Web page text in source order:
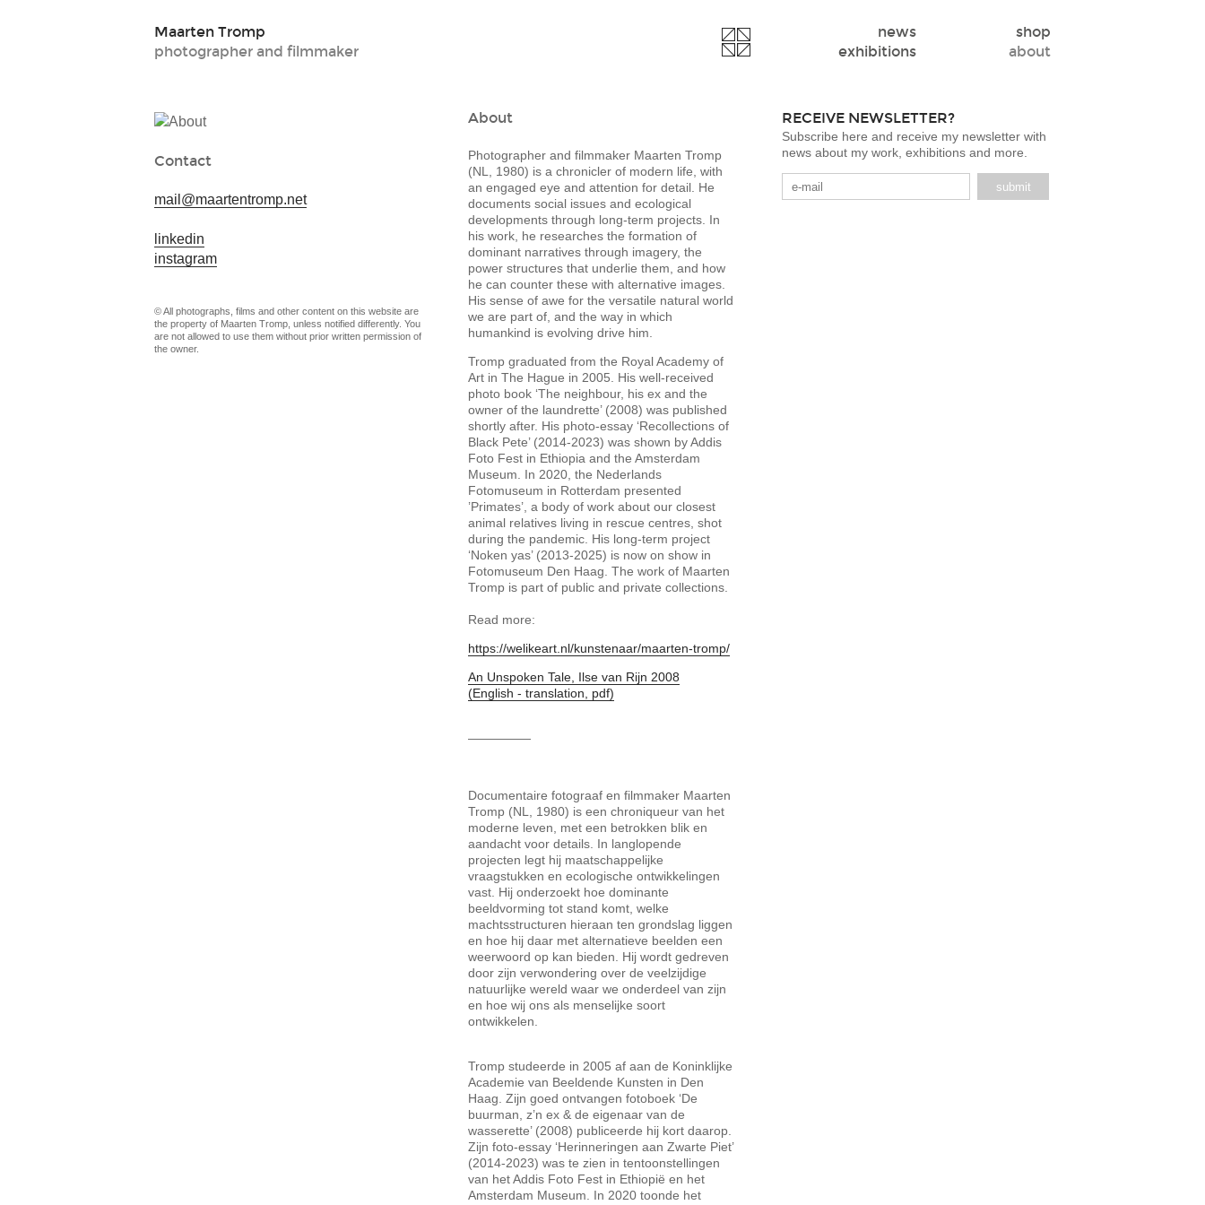
Maarten Tromp
photographer and filmmaker
shop
news
about
exhibitions
Contact
mail@maartentromp.net
linkedin
instagram
© All photographs, films and other content on this website are
the property of Maarten Tromp, unless notified differently. You
are not allowed to use them without prior written permission of
the owner.
About
Photographer and filmmaker Maarten Tromp
(NL, 1980) is a chronicler of modern life, with
an engaged eye and attention for detail. He
documents social issues and ecological
developments through long-term projects. In
his work, he researches the formation of
dominant narratives through imagery, the
power structures that underlie them, and how
he can counter these with alternative images.
His sense of awe for the versatile natural world
we are part of, and the way in which
humankind is evolving drive him.
Tromp graduated from the Royal Academy of
Art in The Hague in 2005. His well-received
photo book ‘The neighbour, his ex and the
owner of the laundrette’ (2008) was published
shortly after. His photo-essay ‘Recollections of
Black Pete’ (2014-2023) was shown by Addis
Foto Fest in Ethiopia and the Amsterdam
Museum. In 2020, the Nederlands
Fotomuseum in Rotterdam presented
’Primates’, a body of work about our closest
animal relatives living in rescue centres, shot
during the pandemic. His long-term project
‘Noken yas’ (2013-2025) is now on show in
Fotomuseum Den Haag. The work of Maarten
Tromp is part of public and private collections.
Read more:
https://welikeart.nl/kunstenaar/maarten-tromp/
An Unspoken Tale, Ilse van Rijn 2008
(English - translation, pdf)
—————
Documentaire fotograaf en filmmaker Maarten
Tromp (NL, 1980) is een chroniqueur van het
moderne leven, met een betrokken blik en
aandacht voor details. In langlopende
projecten legt hij maatschappelijke
vraagstukken en ecologische ontwikkelingen
vast. Hij onderzoekt hoe dominante
beeldvorming tot stand komt, welke
machtsstructuren hieraan ten grondslag liggen
en hoe hij daar met alternatieve beelden een
weerwoord op kan bieden. Hij wordt gedreven
door zijn verwondering over de veelzijdige
natuurlijke wereld waar we onderdeel van zijn
en hoe wij ons als menselijke soort
ontwikkelen.
Tromp studeerde in 2005 af aan de Koninklijke
Academie van Beeldende Kunsten in Den
Haag. Zijn goed ontvangen fotoboek ‘De
buurman, z’n ex & de eigenaar van de
wasserette’ (2008) publiceerde hij kort daarop.
Zijn foto-essay ‘Herinneringen aan Zwarte Piet’
(2014-2023) was te zien in tentoonstellingen
van het Addis Foto Fest in Ethiopië en het
Amsterdam Museum. In 2020 toonde het
RECEIVE NEWSLETTER?
Subscribe here and receive my newsletter with
news about my work, exhibitions and more.